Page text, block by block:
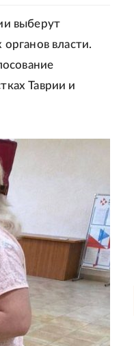
выберут
власти.
Таврии и